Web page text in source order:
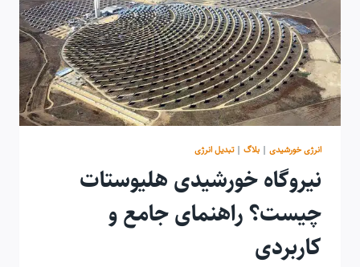
انرژی خورشیدی | بلاگ |تبدیل انرژی
نیروگاه خورشیدی هلیوستات
چیست؟ راهنمای جامع و
کاربردی